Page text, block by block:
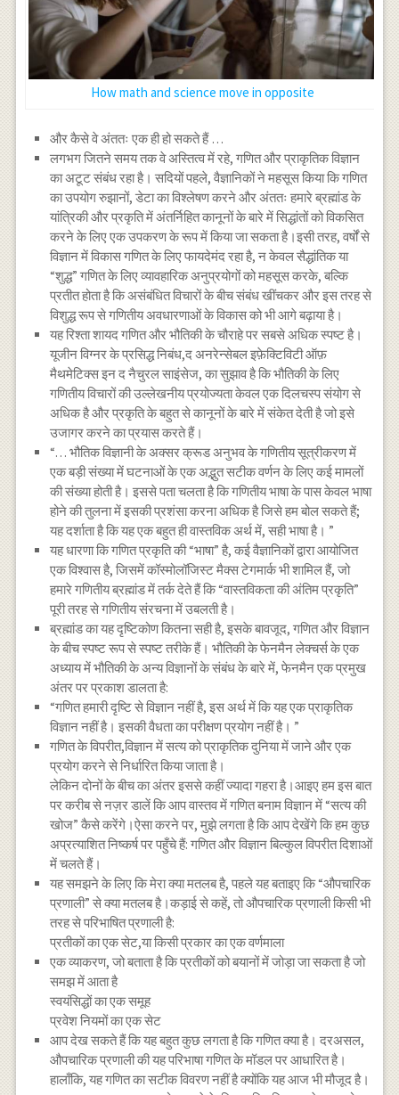
How math and science move in opposite
और कैसे वे अंततः एक ही हो सकते हैं …
लगभग जितने समय तक वे अस्तित्व में रहे, गणित और प्राकृतिक विज्ञान
का अटूट संबंध रहा है। सदियों पहले, वैज्ञानिकों ने महसूस किया कि गणित
का उपयोग रुझानों, डेटा का विश्लेषण करने और अंततः हमारे ब्रह्मांड के
यांत्रिकी और प्रकृति में अंतर्निहित कानूनों के बारे में सिद्धांतों को विकसित
करने के लिए एक उपकरण के रूप में किया जा सकता है।इसी तरह, वर्षों से
विज्ञान में विकास गणित के लिए फायदेमंद रहा है, न केवल सैद्धांतिक या
“शुद्ध” गणित के लिए व्यावहारिक अनुप्रयोगों को महसूस करके, बल्कि
प्रतीत होता है कि असंबंधित विचारों के बीच संबंध खींचकर और इस तरह से
विशुद्ध रूप से गणितीय अवधारणाओं के विकास को भी आगे बढ़ाया है।
यह रिश्ता शायद गणित और भौतिकी के चौराहे पर सबसे अधिक स्पष्ट है।
यूजीन विग्नर के प्रसिद्ध निबंध,द अनरेन्सेबल इफ़ेक्टिविटी ऑफ़
मैथमेटिक्स इन द नैचुरल साइंसेज, का सुझाव है कि भौतिकी के लिए
गणितीय विचारों की उल्लेखनीय प्रयोज्यता केवल एक दिलचस्प संयोग से
अधिक है और प्रकृति के बहुत से कानूनों के बारे में संकेत देती है जो इसे
उजागर करने का प्रयास करते हैं।
“… भौतिक विज्ञानी के अक्सर क्रूड अनुभव के गणितीय सूत्रीकरण में
एक बड़ी संख्या में घटनाओं के एक अद्भुत सटीक वर्णन के लिए कई मामलों
की संख्या होती है। इससे पता चलता है कि गणितीय भाषा के पास केवल भाषा
होने की तुलना में इसकी प्रशंसा करना अधिक है जिसे हम बोल सकते हैं;
यह दर्शाता है कि यह एक बहुत ही वास्तविक अर्थ में, सही भाषा है। ”
यह धारणा कि गणित प्रकृति की “भाषा” है, कई वैज्ञानिकों द्वारा आयोजित
एक विश्वास है, जिसमें कॉस्मोलॉजिस्ट मैक्स टेगमार्क भी शामिल हैं, जो
हमारे गणितीय ब्रह्मांड में तर्क देते हैं कि “वास्तविकता की अंतिम प्रकृति”
पूरी तरह से गणितीय संरचना में उबलती है।
ब्रह्मांड का यह दृष्टिकोण कितना सही है, इसके बावजूद, गणित और विज्ञान
के बीच स्पष्ट रूप से स्पष्ट तरीके हैं। भौतिकी के फेनमैन लेक्चर्स के एक
अध्याय में भौतिकी के अन्य विज्ञानों के संबंध के बारे में, फेनमैन एक प्रमुख
अंतर पर प्रकाश डालता है:
“गणित हमारी दृष्टि से विज्ञान नहीं है, इस अर्थ में कि यह एक प्राकृतिक
विज्ञान नहीं है। इसकी वैधता का परीक्षण प्रयोग नहीं है। ”
गणित के विपरीत,विज्ञान में सत्य को प्राकृतिक दुनिया में जाने और एक
प्रयोग करने से निर्धारित किया जाता है।
लेकिन दोनों के बीच का अंतर इससे कहीं ज्यादा गहरा है।आइए हम इस बात
पर करीब से नज़र डालें कि आप वास्तव में गणित बनाम विज्ञान में “सत्य की
खोज” कैसे करेंगे।ऐसा करने पर, मुझे लगता है कि आप देखेंगे कि हम कुछ
अप्रत्याशित निष्कर्ष पर पहुँचे हैं: गणित और विज्ञान बिल्कुल विपरीत दिशाओं
में चलते हैं।
यह समझने के लिए कि मेरा क्या मतलब है, पहले यह बताइए कि “औपचारिक
प्रणाली” से क्या मतलब है।कड़ाई से कहें, तो औपचारिक प्रणाली किसी भी
तरह से परिभाषित प्रणाली है:
प्रतीकों का एक सेट,या किसी प्रकार का एक वर्णमाला
एक व्याकरण, जो बताता है कि प्रतीकों को बयानों में जोड़ा जा सकता है जो
समझ में आता है
स्वयंसिद्धों का एक समूह
प्रवेश नियमों का एक सेट
आप देख सकते हैं कि यह बहुत कुछ लगता है कि गणित क्या है। दरअसल,
औपचारिक प्रणाली की यह परिभाषा गणित के मॉडल पर आधारित है।
हालाँकि, यह गणित का सटीक विवरण नहीं है क्योंकि यह आज भी मौजूद है।